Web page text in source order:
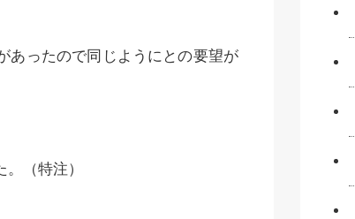
あったので同じようにとの要望が
（特注）